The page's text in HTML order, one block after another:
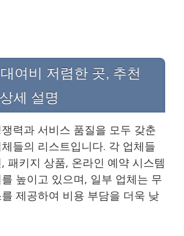
여비 저렴한 곳, 추천
세 설명
력과 서비스 품질을 모두 갖춘
들의 리스트입니다. 각 업체들
패키지 상품, 온라인 예약 시스템
높이고 있으며, 일부 업체는 무
제공하여 비용 부담을 더욱 낮